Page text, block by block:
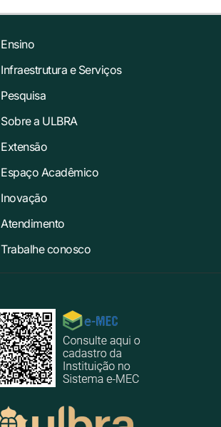
Ensino
Infraestrutura e Serviços
Pesquisa
Sobre a ULBRA
Extensão
Espaço Acadêmico
Inovação
Atendimento
Trabalhe conosco